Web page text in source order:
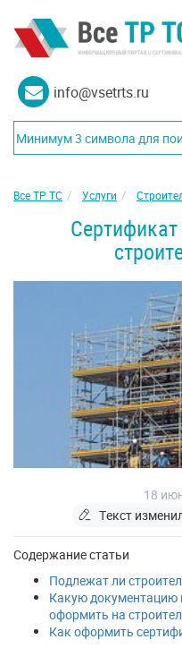
info@vsetrts.ru
Все ТР ТС Услуги
Сертификат
18
Текст
Содержание статьи
Подлежат ли
Какую документацию
оформить на
Как оформить